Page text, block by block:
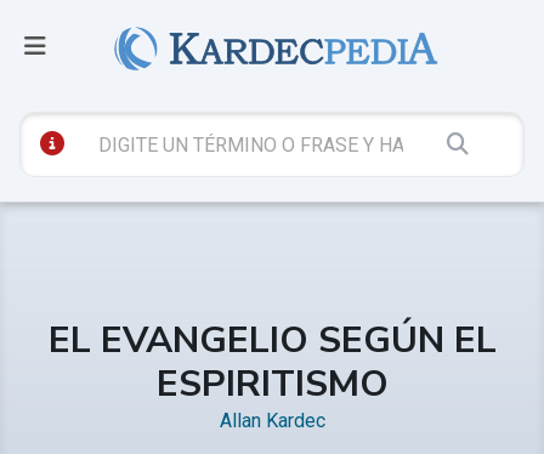
EL EVANGELIO SEGÚN EL
ESPIRITISMO
Allan Kardec